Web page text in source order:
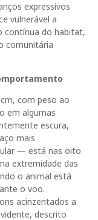
expressivos
vulnerável a
contínua do habitat,
comunitária
com peso ao
em algumas
escura,
mais
— está nas oito
extremidade das
o animal está
o voo.
acinzentados a
descrito